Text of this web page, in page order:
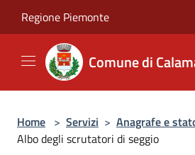
Regione Piemonte
Comune di
Home > Servizi > Anagrafe e
Albo degli scrutatori di seggio